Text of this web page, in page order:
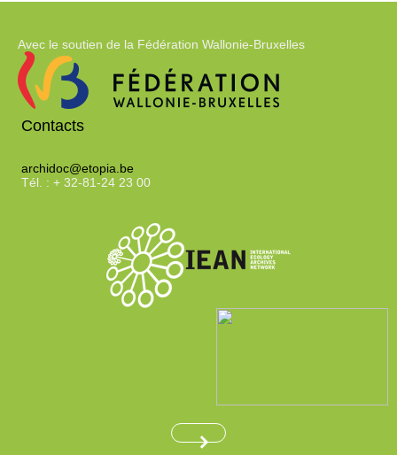
Avec le soutien de la Fédération Wallonie-Bruxelles
Contacts
archidoc@etopia.be
Tél. : + 32-81-24 23 00